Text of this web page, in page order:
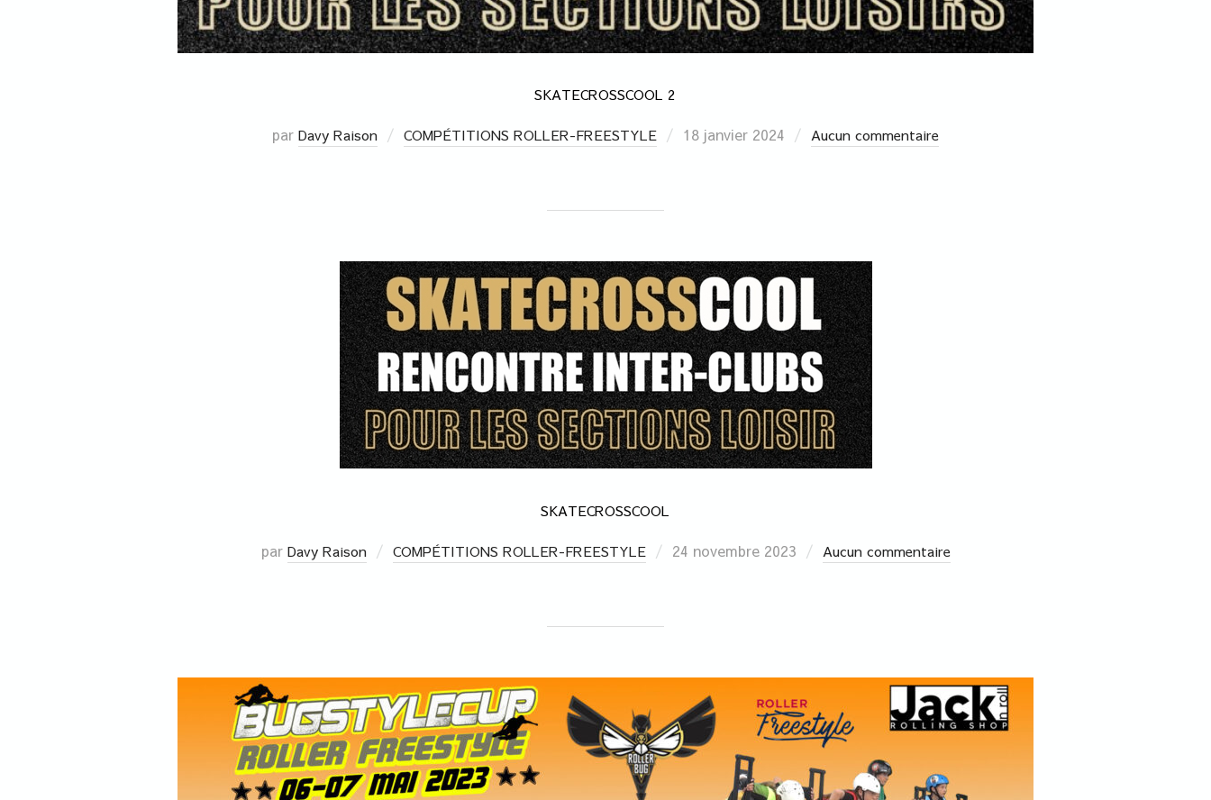
SKATECROSSCOOL 2
par Davy Raison COMPÉTITIONS ROLLER-FREESTYLE 18 janvier 2024 Aucun commentaire
SKATECROSSCOOL
par Davy Raison COMPÉTITIONS ROLLER-FREESTYLE 24 novembre 2023 Aucun commentaire